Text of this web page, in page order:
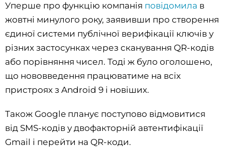
Уперше про функцію компанія повідомила в
жовтні минулого року, заявивши про створення
єдиної системи публічної верифікації ключів у
різних застосунках через сканування QR-кодів
або порівняння чисел. Тоді ж було оголошено,
що нововведення працюватиме на всіх
пристроях з Android 9 і новіших.
Також Google планує поступово відмовитися
від SMS-кодів у двофакторній автентифікації
Gmail і перейти на QR-коди.